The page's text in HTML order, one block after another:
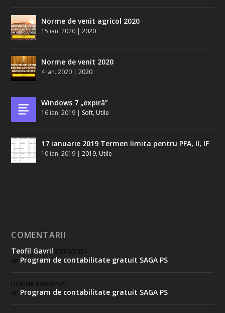
Norme de venit agricol 2020
15 ian. 2020 |2020
Norme de venit 2020
4 ian. 2020 |2020
Windows 7 „expiră”
16 ian. 2019 | Soft, Utile
17 ianuarie 2019 Termen limita pentru PFA, II, IF
10 ian. 2019 |2019, Utile
COMENTARII
Teofil Gavril 20/06/2024
on Program de contabilitate gratuit SAGA PS
DORINA 19/06/2024
on Program de contabilitate gratuit SAGA PS